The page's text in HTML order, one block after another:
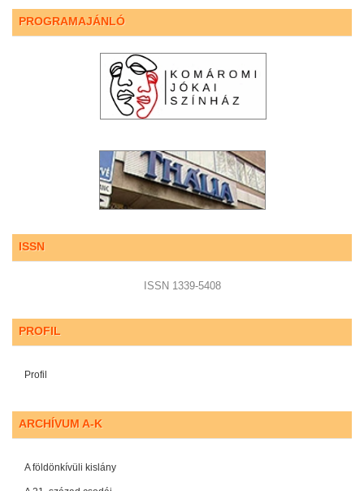
PROGRAMAJÁNLÓ
ISSN
ISSN 1339-5408
PROFIL
Profil
ARCHÍVUM A-K
A földönkívüli kislány